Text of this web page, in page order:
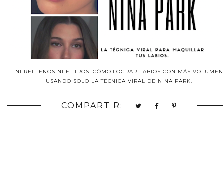
NI RELLENOS NI FILTROS: CÓMO LOGRAR LABIOS CON MÁS VOLUMEN
USANDO SOLO LA TÉCNICA VIRAL DE NINA PARK.
COMPARTIR: